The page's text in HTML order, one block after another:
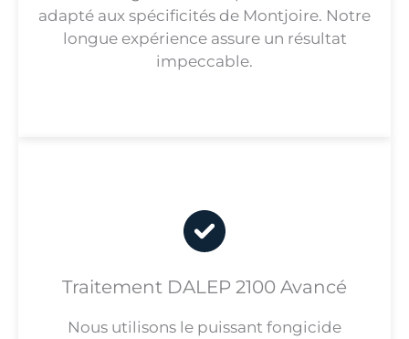
adapté aux spécificités de Montjoire. Notre
longue expérience assure un résultat
impeccable.
Traitement DALEP 2100 Avancé
Nous utilisons le puissant fongicide